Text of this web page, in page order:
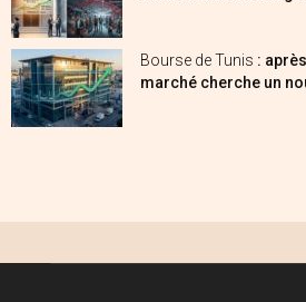
Bourse de Tunis :
marché cherche un